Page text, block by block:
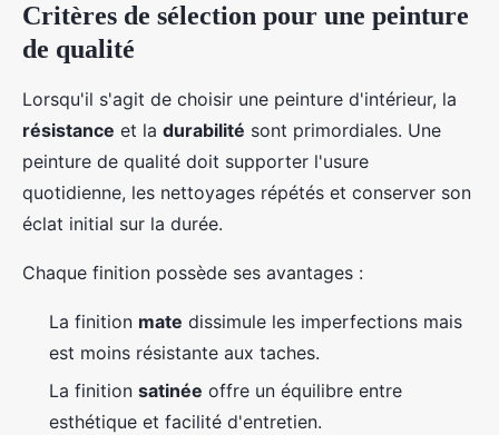
Critères de sélection pour une peinture
de qualité
Lorsqu'il s'agit de choisir une peinture d'intérieur, la
résistance et la durabilité sont primordiales. Une
peinture de qualité doit supporter l'usure
quotidienne, les nettoyages répétés et conserver son
éclat initial sur la durée.
Chaque finition possède ses avantages :
La finition mate dissimule les imperfections mais
est moins résistante aux taches.
La finition satinée offre un équilibre entre
esthétique et facilité d'entretien.